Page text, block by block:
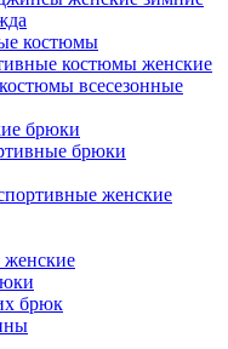
костюмы
костюмы женские
всесезонные
брюки
брюки
женские
брюк